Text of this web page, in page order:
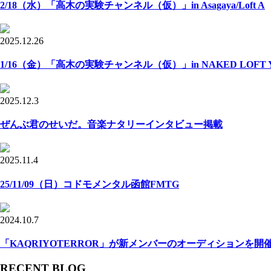
2/18（水）「高木の実験チャンネル（仮）」in Asagaya/Loft A
2025.12.26
1/16（金）「高木の実験チャンネル（仮）」in NAKED LOFT
2025.12.3
ぜんぶ君のせいだ。音楽ナタリーインタビュー掲載
2025.11.4
25/11/09（日）コドモメンタル函館FMTG
2024.10.7
「KAQRIYOTERROR」が新メンバーのオーディションを開